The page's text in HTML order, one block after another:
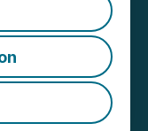
les
| Source:Fundata